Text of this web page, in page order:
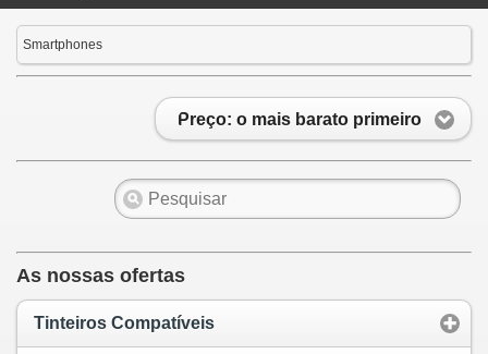
Smartphones
Preço: o mais barato primeiro
As nossas ofertas
Tinteiros Compatíveis